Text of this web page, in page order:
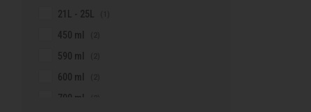
21L - 25L
450 ml
590 ml
600 ml
700 ml